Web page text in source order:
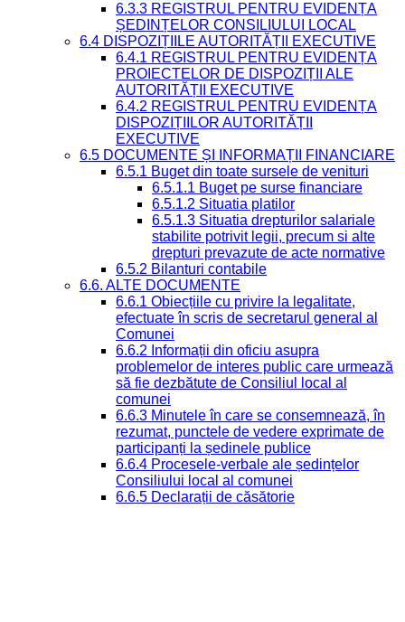
6.3.3 REGISTRUL PENTRU EVIDENȚA
ȘEDINȚELOR CONSILIULUI LOCAL
6.4 DISPOZIȚIILE AUTORITĂȚII EXECUTIVE
6.4.1 REGISTRUL PENTRU EVIDENȚA
PROIECTELOR DE DISPOZIȚII ALE
AUTORITĂȚII EXECUTIVE
6.4.2 REGISTRUL PENTRU EVIDENȚA
DISPOZIȚIILOR AUTORITĂȚII
EXECUTIVE
6.5 DOCUMENTE ȘI INFORMAȚII FINANCIARE
6.5.1 Buget din toate sursele de venituri
6.5.1.1 Buget pe surse financiare
6.5.1.2 Situatia platilor
6.5.1.3 Situatia drepturilor salariale
stabilite potrivit legii, precum si alte
drepturi prevazute de acte normative
6.5.2 Bilanturi contabile
6.6. ALTE DOCUMENTE
6.6.1 Obiecțiile cu privire la legalitate,
efectuate în scris de secretarul general al
Comunei
6.6.2 Informații din oficiu asupra
problemelor de interes public care urmează
să fie dezbătute de Consiliul local al
comunei
6.6.3 Minutele în care se consemnează, în
rezumat, punctele de vedere exprimate de
participanți la ședinele publice
6.6.4 Procesele-verbale ale ședințelor
Consiliului local al comunei
6.6.5 Declarații de căsătorie